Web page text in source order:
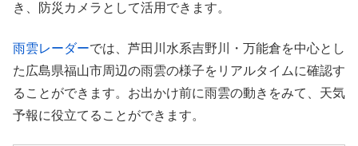
き、防災カメラとして活用できます。
雨雲レーダーでは、芦田川水系吉野川・万能倉を中心とし
た広島県福山市周辺の雨雲の様子をリアルタイムに確認す
ることができます。お出かけ前に雨雲の動きをみて、天気
予報に役立てることができます。